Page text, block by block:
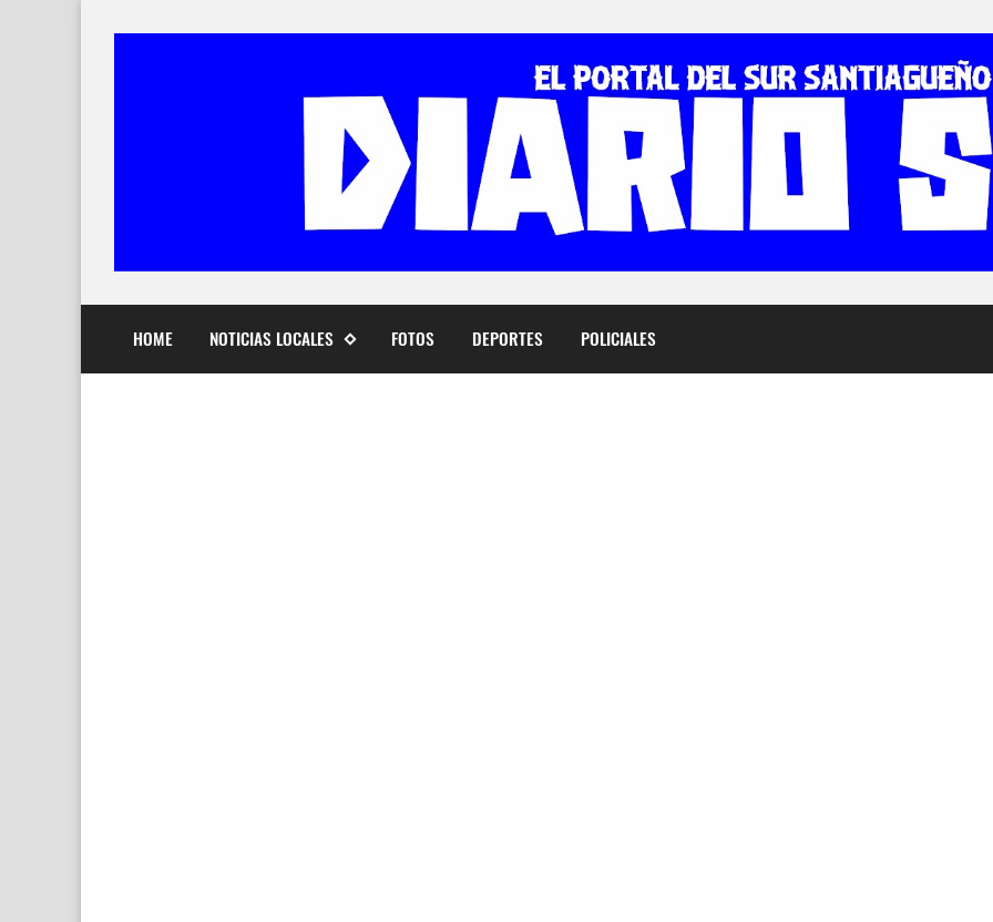
HOME NOTICIAS LOCALES FOTOS DEPORTES POLICIALES